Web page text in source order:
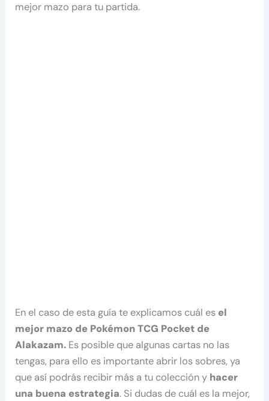
mejor mazo para tu partida.
En el caso de esta guía te explicamos cuál es el
mejor mazo de Pokémon TCG Pocket de
Alakazam. Es posible que algunas cartas no las
tengas, para ello es importante abrir los sobres, ya
que así podrás recibir más a tu colección y hacer
una buena estrategia. Si dudas de cuál es la mejor,